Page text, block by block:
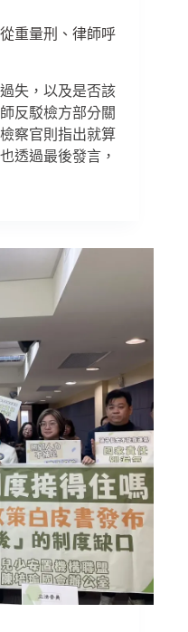
重量刑、律師呼
失，以及是否該
反駁檢方部分關
察官則指出就算
透過最後發言，